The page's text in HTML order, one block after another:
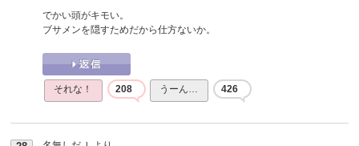
でかい頭がキモい。
ブサメンを隠すためだから仕方ないか。
それな！ 208 うーん… 426